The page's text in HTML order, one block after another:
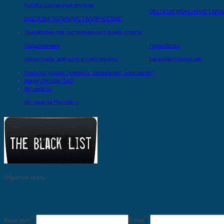
Aurinko Солнечные модули
DELTA SM ПОЛИКРИСТАЛЛИЧЕСКИЕ
DELTA SM
Экипировка для экстремальных видов спорта
Подшлемники
Аксессуары для мото и спецтехники
Термобелье
Багажная продукция
Комплектующие (клеммы, перемычки, электролит)
Аккумуляторы ТАЗ
Автомасла
Автомасла Роснефть
Обратная связь
Ваше имя:* E-mail:*